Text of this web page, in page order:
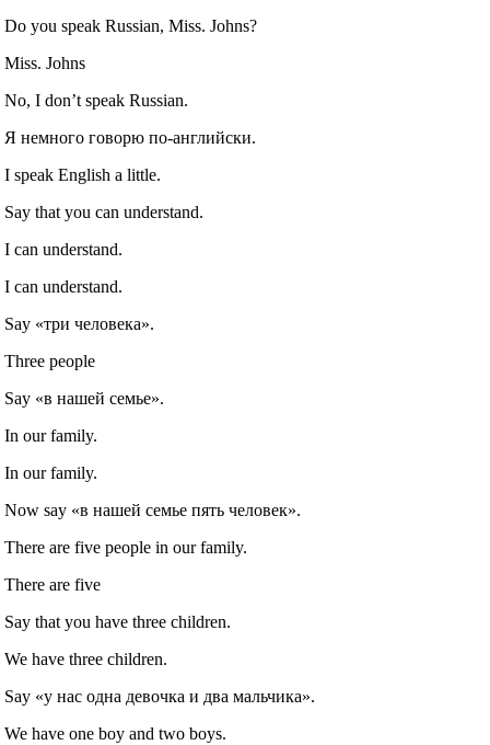
Do you speak Russian, Miss. Johns?
Miss. Johns
No, I don’t speak Russian.
Я немного говорю по‐английски.
I speak English a little.
Say that you can understand.
I can understand.
I can understand.
Say «три человека».
Three people
Say «в нашей семье».
In our family.
In our family.
Now say «в нашей семье пять человек».
There are five people in our family.
There are five
Say that you have three children.
We have three children.
Say «у нас одна девочка и два мальчика».
We have one boy and two boys.